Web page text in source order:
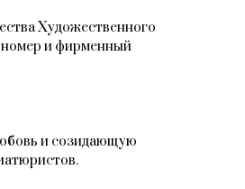
Художественного
и фирменный
и созидающую